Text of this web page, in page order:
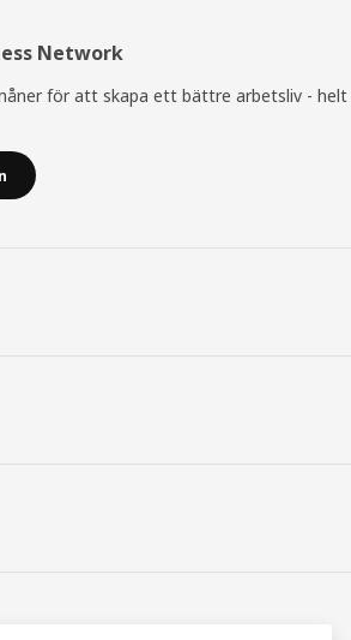
Network
för att skapa ett bättre arbetsliv - helt